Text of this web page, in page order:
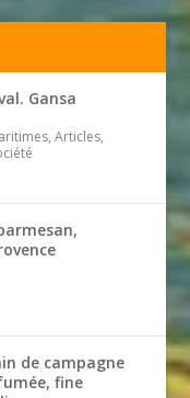
Gansa
Articles,
de campagne
fine